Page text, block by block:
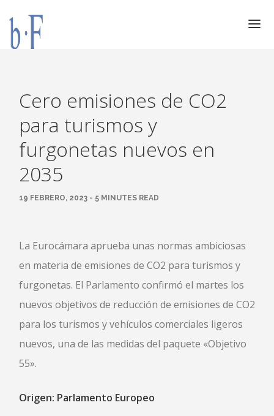
ESPECIALIZACIÓN
CALIDAD
BLOG
DOCUMENTACIÓN
CONTACTO
Cero emisiones de CO2
para turismos y
furgonetas nuevos en
2035
19 FEBRERO, 2023 - 5 MINUTES READ
La Eurocámara aprueba unas normas ambiciosas
en materia de emisiones de CO2 para turismos y
furgonetas. El Parlamento confirmó el martes los
nuevos objetivos de reducción de emisiones de CO2
para los turismos y vehículos comerciales ligeros
nuevos, una de las medidas del paquete «Objetivo
55».
Origen: Parlamento Europeo